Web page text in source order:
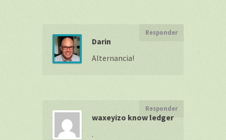
Darin
Responder
Alternancia!
waxeyizo know ledger
Responder
.